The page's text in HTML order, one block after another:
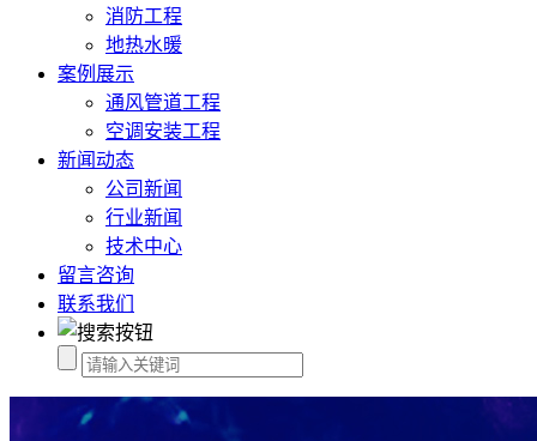
消防工程
地热水暖
案例展示
通风管道工程
空调安装工程
新闻动态
公司新闻
行业新闻
技术中心
留言咨询
联系我们